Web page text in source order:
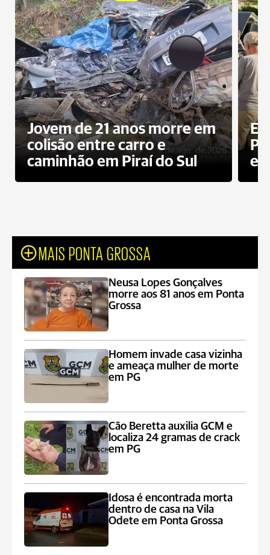
Jovem de 21 anos morre em
colisão entre carro e
caminhão em Piraí do Sul
MAIS PONTA GROSSA
Neusa Lopes Gonçalves
morre aos 81 anos em Ponta
Grossa
Homem invade casa vizinha
e ameaça mulher de morte
em PG
Cão Beretta auxilia GCM e
localiza 24 gramas de crack
em PG
Idosa é encontrada morta
dentro de casa na Vila
Odete em Ponta Grossa